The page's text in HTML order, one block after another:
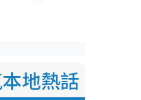
地熱話